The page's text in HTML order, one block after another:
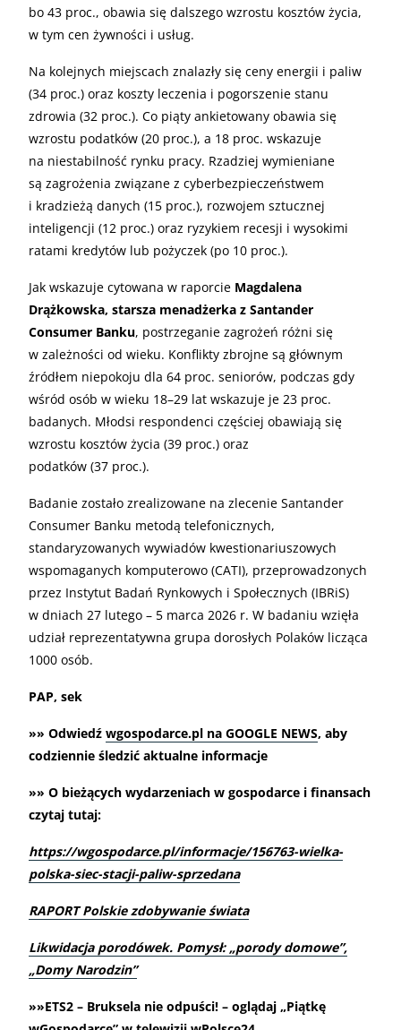
bo 43 proc., obawia się dalszego wzrostu kosztów życia,
w tym cen żywności i usług.
Na kolejnych miejscach znalazły się ceny energii i paliw
(34 proc.) oraz koszty leczenia i pogorszenie stanu
zdrowia (32 proc.). Co piąty ankietowany obawia się
wzrostu podatków (20 proc.), a 18 proc. wskazuje
na niestabilność rynku pracy. Rzadziej wymieniane
są zagrożenia związane z cyberbezpieczeństwem
i kradzieżą danych (15 proc.), rozwojem sztucznej
inteligencji (12 proc.) oraz ryzykiem recesji i wysokimi
ratami kredytów lub pożyczek (po 10 proc.).
Jak wskazuje cytowana w raporcie Magdalena
Drążkowska, starsza menadżerka z Santander
Consumer Banku, postrzeganie zagrożeń różni się
w zależności od wieku. Konflikty zbrojne są głównym
źródłem niepokoju dla 64 proc. seniorów, podczas gdy
wśród osób w wieku 18–29 lat wskazuje je 23 proc.
badanych. Młodsi respondenci częściej obawiają się
wzrostu kosztów życia (39 proc.) oraz
podatków (37 proc.).
Badanie zostało zrealizowane na zlecenie Santander
Consumer Banku metodą telefonicznych,
standaryzowanych wywiadów kwestionariuszowych
wspomaganych komputerowo (CATI), przeprowadzonych
przez Instytut Badań Rynkowych i Społecznych (IBRiS)
w dniach 27 lutego – 5 marca 2026 r. W badaniu wzięła
udział reprezentatywna grupa dorosłych Polaków licząca
1000 osób.
PAP, sek
»» Odwiedź wgospodarce.pl na GOOGLE NEWS, aby
codziennie śledzić aktualne informacje
»» O bieżących wydarzeniach w gospodarce i finansach
czytaj tutaj:
https://wgospodarce.pl/informacje/156763-wielka-
polska-siec-stacji-paliw-sprzedana
RAPORT Polskie zdobywanie świata
Likwidacja porodówek. Pomysł: „porody domowe”,
„Domy Narodzin”
»»ETS2 – Bruksela nie odpuści! – oglądaj „Piątkę